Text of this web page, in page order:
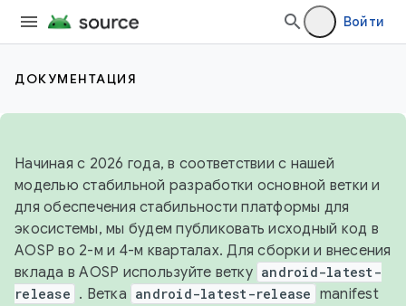
Войти
ДОКУМЕНТАЦИЯ
Начиная с 2026 года, в соответствии с нашей
моделью стабильной разработки основной ветки и
для обеспечения стабильности платформы для
экосистемы, мы будем публиковать исходный код в
AOSP во 2-м и 4-м кварталах. Для сборки и внесения
вклада в AOSP используйте ветку android-latest-
release . Ветка android-latest-release manifest